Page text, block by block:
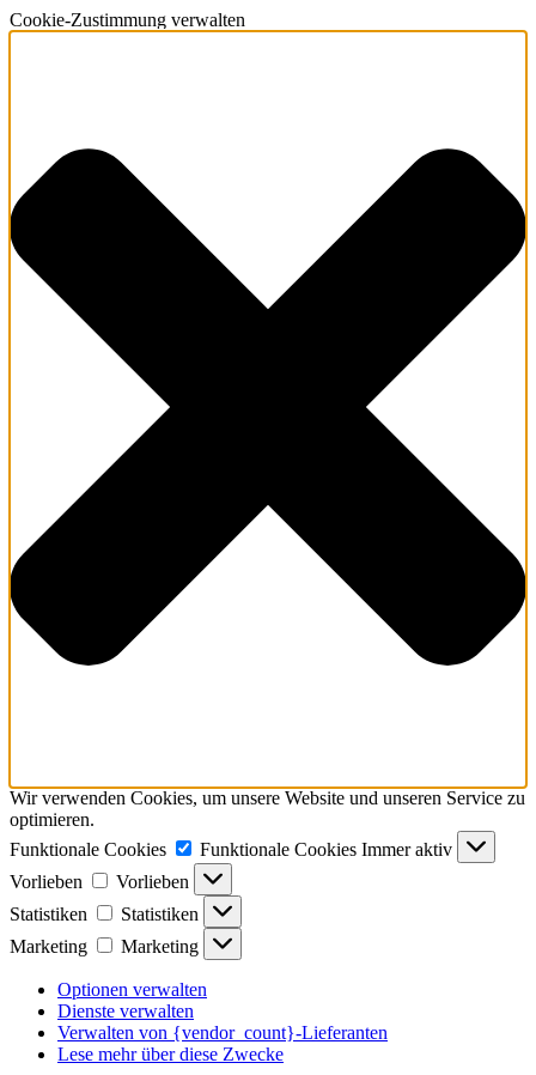
Cookie-Zustimmung verwalten
Wir verwenden Cookies, um unsere Website und unseren Service zu
optimieren.
Funktionale Cookies
Funktionale Cookies Immer aktiv
Vorlieben
Vorlieben
Statistiken
Statistiken
Marketing
Marketing
Optionen verwalten
Dienste verwalten
Verwalten von {vendor_count}-Lieferanten
Lese mehr über diese Zwecke